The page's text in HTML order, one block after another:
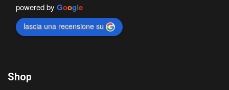
powered by Google
lascia una recensione su
Shop